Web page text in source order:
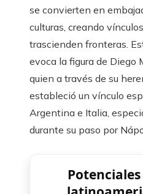
se convierten en
culturas, creando
trascienden fronteras.
evoca la figura de Diego
quien a través de su
estableció un vínculo
Argentina e Italia,
durante su paso por
Potenciales